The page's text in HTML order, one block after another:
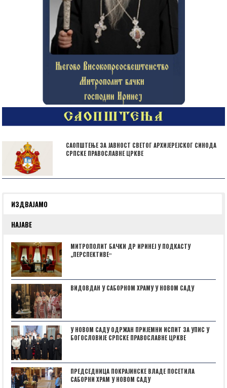
САОПШТЕЊЕ ЗА ЈАВНОСТ СВЕТОГ АРХИЈЕРЕЈСКОГ СИНОДА
СРПСКЕ ПРАВОСЛАВНЕ ЦРКВЕ
ИЗДВАЈАМО
НАЈАВЕ
МИТРОПОЛИТ БАЧКИ ДР ИРИНЕЈ У ПОДКАСТУ
„ПЕРСПЕКТИВЕˮ
ВИДОВДАН У САБОРНОМ ХРАМУ У НОВОМ САДУ
У НОВОМ САДУ ОДРЖАН ПРИЈЕМНИ ИСПИТ ЗА УПИС У
БОГОСЛОВИЈЕ СРПСКЕ ПРАВОСЛАВНЕ ЦРКВЕ
ПРЕДСЕДНИЦА ПОКРАЈИНСКЕ ВЛАДЕ ПОСЕТИЛА
САБОРНИ ХРАМ У НОВОМ САДУ